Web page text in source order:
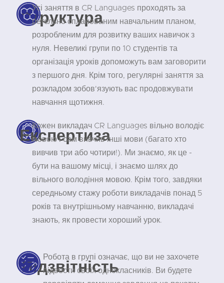
Структура
Усі заняття в CR Languages проходять за
ретельно спланованим навчальним планом,
розробленим для розвитку ваших навичок з
нуля. Невеликі групи по 10 студентів та
організація уроків допоможуть вам заговорити
з першого дня. Крім того, регулярні заняття за
розкладом зобов'язують вас продовжувати
навчання щотижня.
Експертиза
Кожен викладач CR Languages вільно володіє
мовою і сам вивчив інші мови (багато хто
вивчив три або чотири!). Ми знаємо, як це -
бути на вашому місці, і знаємо шлях до
вільного володіння мовою. Крім того, завдяки
середньому стажу роботи викладачів понад 5
років та внутрішньому навчанню, викладачі
знають, як провести хороший урок.
Підзвітність
Робота в групі означає, що ви не захочете
підвести своїх однокласників. Ви будете